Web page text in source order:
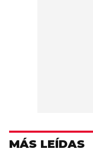
MÁS LEÍDAS